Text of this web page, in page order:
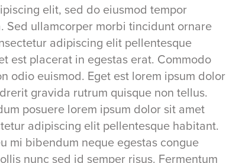
elit, sed do eiusmod tempor
ullamcorper morbi tincidunt ornare
adipiscing elit pellentesque
est placerat in egestas erat. Commodo
odio euismod. Eget est lorem ipsum dolor
gravida rutrum quisque non tellus.
posuere lorem ipsum dolor sit amet
adipiscing elit pellentesque habitant.
mi bibendum neque egestas congue
nunc sed id semper risus. Fermentum